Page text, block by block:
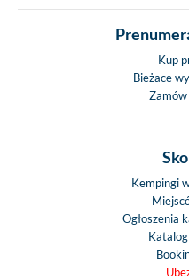
Kup
Bieżace
Kempingi
Ogłoszenia